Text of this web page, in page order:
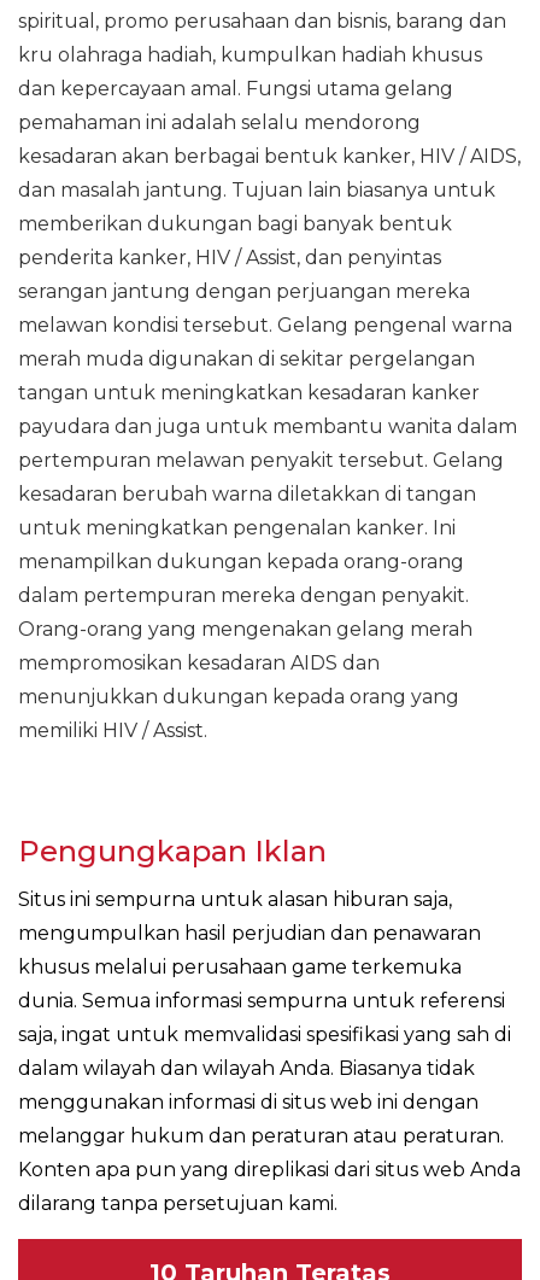
spiritual, promo perusahaan dan bisnis, barang dan
kru olahraga hadiah, kumpulkan hadiah khusus
dan kepercayaan amal. Fungsi utama gelang
pemahaman ini adalah selalu mendorong
kesadaran akan berbagai bentuk kanker, HIV / AIDS,
dan masalah jantung. Tujuan lain biasanya untuk
memberikan dukungan bagi banyak bentuk
penderita kanker, HIV / Assist, dan penyintas
serangan jantung dengan perjuangan mereka
melawan kondisi tersebut. Gelang pengenal warna
merah muda digunakan di sekitar pergelangan
tangan untuk meningkatkan kesadaran kanker
payudara dan juga untuk membantu wanita dalam
pertempuran melawan penyakit tersebut. Gelang
kesadaran berubah warna diletakkan di tangan
untuk meningkatkan pengenalan kanker. Ini
menampilkan dukungan kepada orang-orang
dalam pertempuran mereka dengan penyakit.
Orang-orang yang mengenakan gelang merah
mempromosikan kesadaran AIDS dan
menunjukkan dukungan kepada orang yang
memiliki HIV / Assist.
Pengungkapan Iklan
Situs ini sempurna untuk alasan hiburan saja,
mengumpulkan hasil perjudian dan penawaran
khusus melalui perusahaan game terkemuka
dunia. Semua informasi sempurna untuk referensi
saja, ingat untuk memvalidasi spesifikasi yang sah di
dalam wilayah dan wilayah Anda. Biasanya tidak
menggunakan informasi di situs web ini dengan
melanggar hukum dan peraturan atau peraturan.
Konten apa pun yang direplikasi dari situs web Anda
dilarang tanpa persetujuan kami.
10 Taruhan Teratas